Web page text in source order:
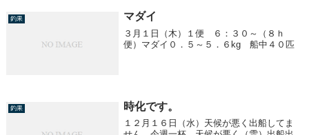
釣果 マダイ
３月１日（木）１便 ６：３０～（８ｈ
便）マダイ０．５～５．６kg 船中４０匹
釣果 時化です。
１２月１６日（水）天候が悪く出船してま